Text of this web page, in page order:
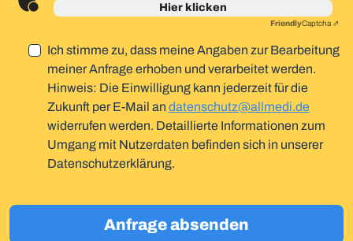
Hier klicken
FriendlyCaptcha ⇗
Ich stimme zu, dass meine Angaben zur Bearbeitung
meiner Anfrage erhoben und verarbeitet werden.
Hinweis: Die Einwilligung kann jederzeit für die
Zukunft per E-Mail an datenschutz@allmedi.de
widerrufen werden. Detaillierte Informationen zum
Umgang mit Nutzerdaten befinden sich in unserer
Datenschutzerklärung.
Anfrage absenden